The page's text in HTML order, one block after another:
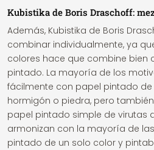
Kubistika de Boris Draschoff:
Además, Kubistika de Boris
combinar individualmente, ya
colores hace que combine bien
pintado. La mayoría de los
fácilmente con papel pintado
hormigón o piedra, pero
papel pintado simple de virutas
armonizan con la mayoría de
pintado de un solo color y